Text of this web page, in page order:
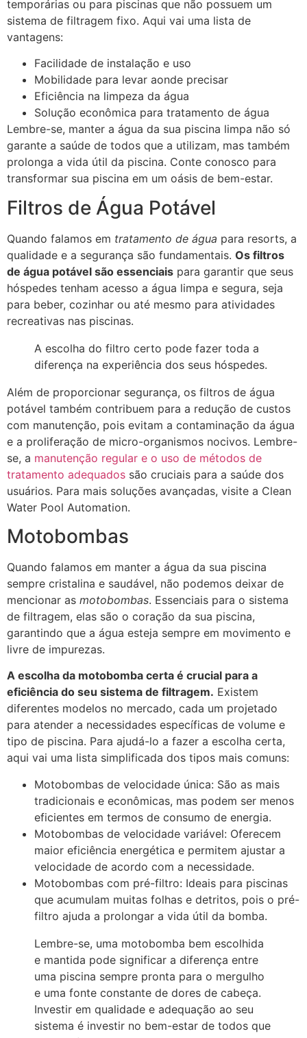
temporárias ou para piscinas que não possuem um
sistema de filtragem fixo. Aqui vai uma lista de
vantagens:
Facilidade de instalação e uso
Mobilidade para levar aonde precisar
Eficiência na limpeza da água
Solução econômica para tratamento de água
Lembre-se, manter a água da sua piscina limpa não só
garante a saúde de todos que a utilizam, mas também
prolonga a vida útil da piscina. Conte conosco para
transformar sua piscina em um oásis de bem-estar.
Filtros de Água Potável
Quando falamos em tratamento de água para resorts, a
qualidade e a segurança são fundamentais. Os filtros
de água potável são essenciais para garantir que seus
hóspedes tenham acesso a água limpa e segura, seja
para beber, cozinhar ou até mesmo para atividades
recreativas nas piscinas.
A escolha do filtro certo pode fazer toda a
diferença na experiência dos seus hóspedes.
Além de proporcionar segurança, os filtros de água
potável também contribuem para a redução de custos
com manutenção, pois evitam a contaminação da água
e a proliferação de micro-organismos nocivos. Lembre-
se, a manutenção regular e o uso de métodos de
tratamento adequados são cruciais para a saúde dos
usuários. Para mais soluções avançadas, visite a Clean
Water Pool Automation.
Motobombas
Quando falamos em manter a água da sua piscina
sempre cristalina e saudável, não podemos deixar de
mencionar as motobombas. Essenciais para o sistema
de filtragem, elas são o coração da sua piscina,
garantindo que a água esteja sempre em movimento e
livre de impurezas.
A escolha da motobomba certa é crucial para a
eficiência do seu sistema de filtragem. Existem
diferentes modelos no mercado, cada um projetado
para atender a necessidades específicas de volume e
tipo de piscina. Para ajudá-lo a fazer a escolha certa,
aqui vai uma lista simplificada dos tipos mais comuns:
Motobombas de velocidade única: São as mais
tradicionais e econômicas, mas podem ser menos
eficientes em termos de consumo de energia.
Motobombas de velocidade variável: Oferecem
maior eficiência energética e permitem ajustar a
velocidade de acordo com a necessidade.
Motobombas com pré-filtro: Ideais para piscinas
que acumulam muitas folhas e detritos, pois o pré-
filtro ajuda a prolongar a vida útil da bomba.
Lembre-se, uma motobomba bem escolhida
e mantida pode significar a diferença entre
uma piscina sempre pronta para o mergulho
e uma fonte constante de dores de cabeça.
Investir em qualidade e adequação ao seu
sistema é investir no bem-estar de todos que